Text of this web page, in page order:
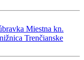
Miestna kn.
Trenčianske